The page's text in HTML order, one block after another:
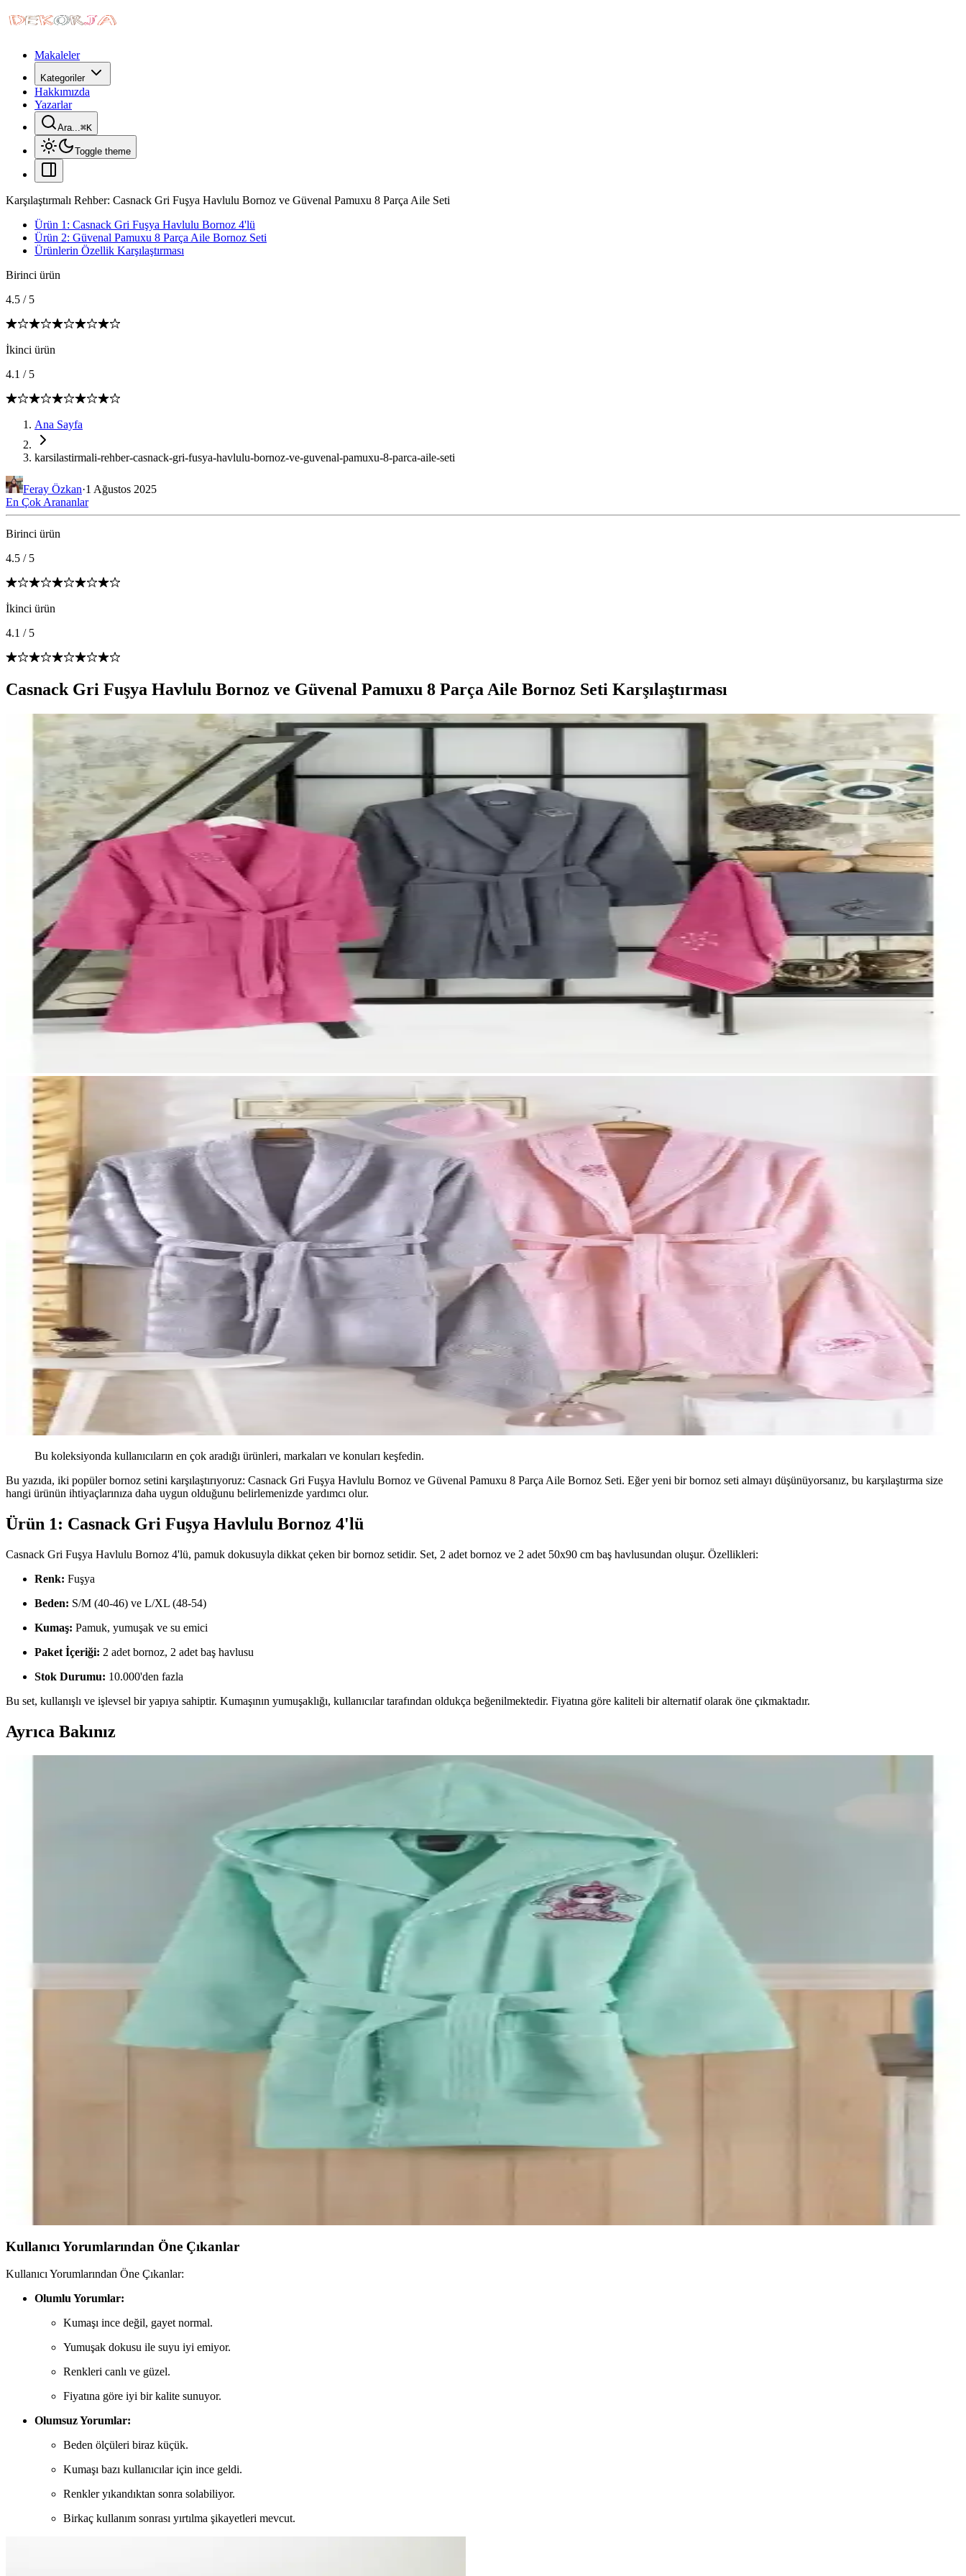
Makaleler
Kategoriler
Hakkımızda
Yazarlar
Ara...⌘K
Toggle theme
Karşılaştırmalı Rehber: Casnack Gri Fuşya Havlulu Bornoz ve Güvenal Pamuxu 8 Parça Aile Seti
Ürün 1: Casnack Gri Fuşya Havlulu Bornoz 4'lü
Ürün 2: Güvenal Pamuxu 8 Parça Aile Bornoz Seti
Ürünlerin Özellik Karşılaştırması
Birinci ürün
4.5 / 5
İkinci ürün
4.1 / 5
Ana Sayfa
karsilastirmali-rehber-casnack-gri-fusya-havlulu-bornoz-ve-guvenal-pamuxu-8-parca-aile-seti
Feray Özkan·1 Ağustos 2025
En Çok Arananlar
Birinci ürün
4.5 / 5
İkinci ürün
4.1 / 5
Casnack Gri Fuşya Havlulu Bornoz ve Güvenal Pamuxu 8 Parça Aile Bornoz Seti Karşılaştırması
Bu koleksiyonda kullanıcıların en çok aradığı ürünleri, markaları ve konuları keşfedin.
Bu yazıda, iki popüler bornoz setini karşılaştırıyoruz: Casnack Gri Fuşya Havlulu Bornoz ve Güvenal Pamuxu 8 Parça Aile Bornoz Seti. Eğer yeni bir bornoz seti almayı düşünüyorsanız, bu karşılaştırma size
hangi ürünün ihtiyaçlarınıza daha uygun olduğunu belirlemenizde yardımcı olur.
Ürün 1: Casnack Gri Fuşya Havlulu Bornoz 4'lü
Casnack Gri Fuşya Havlulu Bornoz 4'lü, pamuk dokusuyla dikkat çeken bir bornoz setidir. Set, 2 adet bornoz ve 2 adet 50x90 cm baş havlusundan oluşur. Özellikleri:
Renk: Fuşya
Beden: S/M (40-46) ve L/XL (48-54)
Kumaş: Pamuk, yumuşak ve su emici
Paket İçeriği: 2 adet bornoz, 2 adet baş havlusu
Stok Durumu: 10.000'den fazla
Bu set, kullanışlı ve işlevsel bir yapıya sahiptir. Kumaşının yumuşaklığı, kullanıcılar tarafından oldukça beğenilmektedir. Fiyatına göre kaliteli bir alternatif olarak öne çıkmaktadır.
Ayrıca Bakınız
Varol Dama ve Varol Nemesis Serisi Bornoz Karşılaştırması ve Özellikleri
Bu makalede, Varol Dama ve Nemesis serisi bornozların özellikleri, kullanıcı deneyimleri ve karşılaştırmaları detaylı şekilde incelenerek, doğru seçim yapmanıza yardımcı olunur.
Güvenal Akdeniz ve Özdilek Wedding Bornoz Setleri Karşılaştırması ve Seçim Rehberi
Bu karşılaştırma, Güvenal Akdeniz ve Özdilek Wedding bornoz setlerinin özellikleri, kullanıcı yorumları ve avantajlarını analiz ederek en uygun seçimi yapmanıza yardımcı olur.
Varol Biyeli Şal Yaka Bambu Bornoz ve Varol Orfe Serisi Pike Otel Bornozu Karşılaştırması
İki yüksek kaliteli bornoz arasındaki farklar, kumaş yapısı, kullanım kolaylığı ve kullanıcı yorumlarıyla detaylı karşılaştırma.
Arvilla Home ve Özdilek Point Happy Bornoz Setleri Karşılaştırması: Hangi Ürün Sizin İçin Uygun
İki popüler bornoz seti Arvilla Home ve Özdilek Point Happy'yi karşılaştırıyoruz. Konfor, kalite ve fiyat açısından detaylı analizle sizin için en uygun seçeneği belirleyin.
Ephemeris ve Mira Home Kapüşonlu Peştemal Bornoz Karşılaştırması
İşte Ephemeris ve Mira Home kapüşonlu bornozların özellikleri, kullanıcı yorumları ve karşılaştırması. Hangi ürün ihtiyaçlarınıza daha uygun? Detaylar burada.
Soley %100 Pamuklu Kimono Bornoz: Yüksek Emicilik ve Konfor Sunan Doğal Tasarım
Soley markasının %100 pamuklu kimono bornozu, yüksek emiciliği ve şık tasarımıyla duş sonrası veya sabah rutininizde rahatlık sağlar, uzun ömürlü ve sağlıklıdır.
Madame Coco Roesia Şalyaka Kadın Bornoz: Yüksek Kalite ve Konfor Sunan Hafif Pamuklu Tasarım
Madame Coco'nun Roesia Şalyaka kadın bornozu, %100 pamuk, hızlı kuruma ve estetik ekru rengiyle günlük kullanımda konfor sağlar, dayanıklı ve şık tasarımıyla öne çıkar.
Kullanıcı Yorumlarından Öne Çıkanlar
Kullanıcı Yorumlarından Öne Çıkanlar:
Olumlu Yorumlar:
Kumaşı ince değil, gayet normal.
Yumuşak dokusu ile suyu iyi emiyor.
Renkleri canlı ve güzel.
Fiyatına göre iyi bir kalite sunuyor.
Olumsuz Yorumlar:
Beden ölçüleri biraz küçük.
Kumaşı bazı kullanıcılar için ince geldi.
Renkler yıkandıktan sonra solabiliyor.
Birkaç kullanım sonrası yırtılma şikayetleri mevcut.